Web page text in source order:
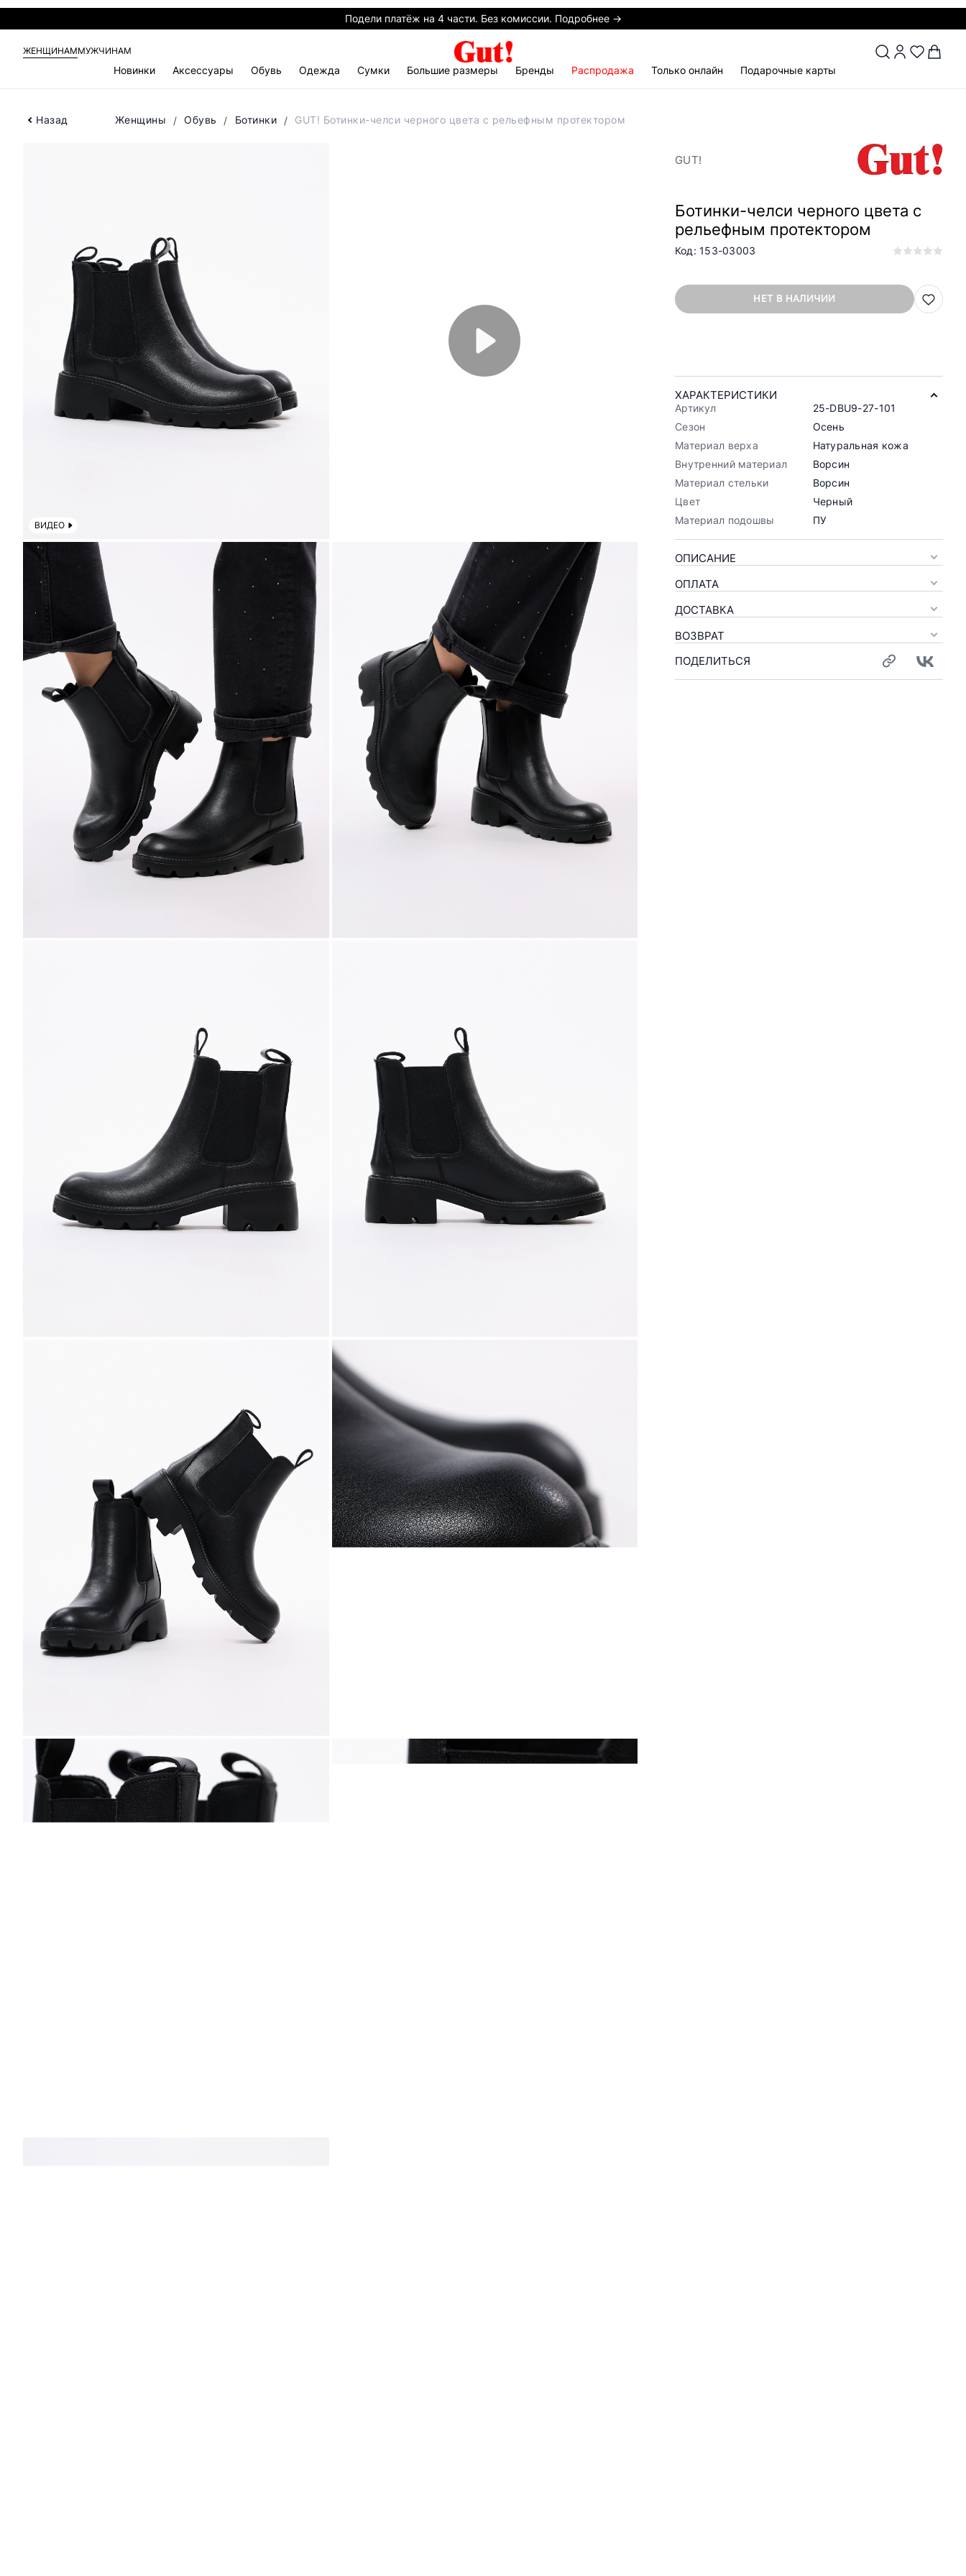
Подели платёж на 4 части. Без комиссии. Подробнее →
ЖЕНЩИНАММУЖЧИНАМ
Новинки Аксессуары Обувь Одежда Сумки Большие размеры Бренды Распродажа Только онлайн Подарочные карты
Назад Женщины Обувь Ботинки GUT! Ботинки-челси черного цвета с рельефным протектором
ВИДЕО
GUT!
Ботинки-челси черного цвета с
рельефным протектором
Код: 153-03003
НЕТ В НАЛИЧИИ
ХАРАКТЕРИСТИКИ
Артикул
25-DBU9-27-101
Сезон
Осень
Материал верха
Натуральная кожа
Внутренний материал
Ворсин
Материал стельки
Ворсин
Цвет
Черный
Материал подошвы
ПУ
ОПИСАНИЕ
ОПЛАТА
ДОСТАВКА
ВОЗВРАТ
ПОДЕЛИТЬСЯ